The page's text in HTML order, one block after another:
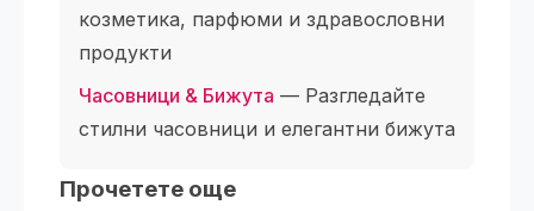
козметика, парфюми и здравословни
продукти
Часовници & Бижута — Разгледайте
стилни часовници и елегантни бижута
Прочетете още